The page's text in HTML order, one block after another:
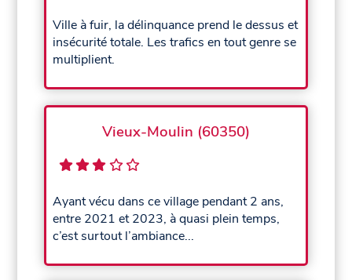
Ville à fuir, la délinquance prend le dessus et
insécurité totale. Les trafics en tout genre se
multiplient.
Vieux-Moulin (60350)
Ayant vécu dans ce village pendant 2 ans,
entre 2021 et 2023, à quasi plein temps,
c’est surtout l’ambiance...